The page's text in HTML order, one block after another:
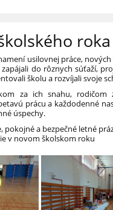
usilovnej práce,
zapájali do rôznych súťaží,
školu a rozvíjali svoje
za ich snahu,
prácu a každodenné
úspechy.
pokojné a bezpečné letné
v novom školskom roku